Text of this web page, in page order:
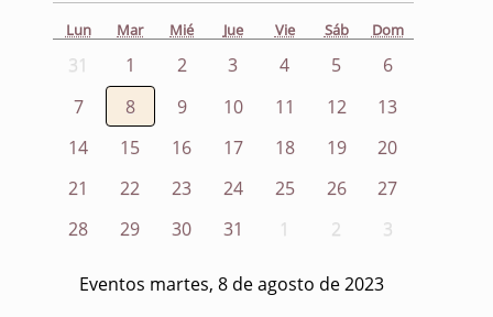
Lun Mar Mié Jue Vie Sáb Dom
31 1 2 3 4 5
6
7
8 9 10 11 12
13
14
15 16 17 18 19
20
21
22 23 24 25 26
27
28
29 30 31 1 2 3
Eventos martes, 8 de agosto de 2023